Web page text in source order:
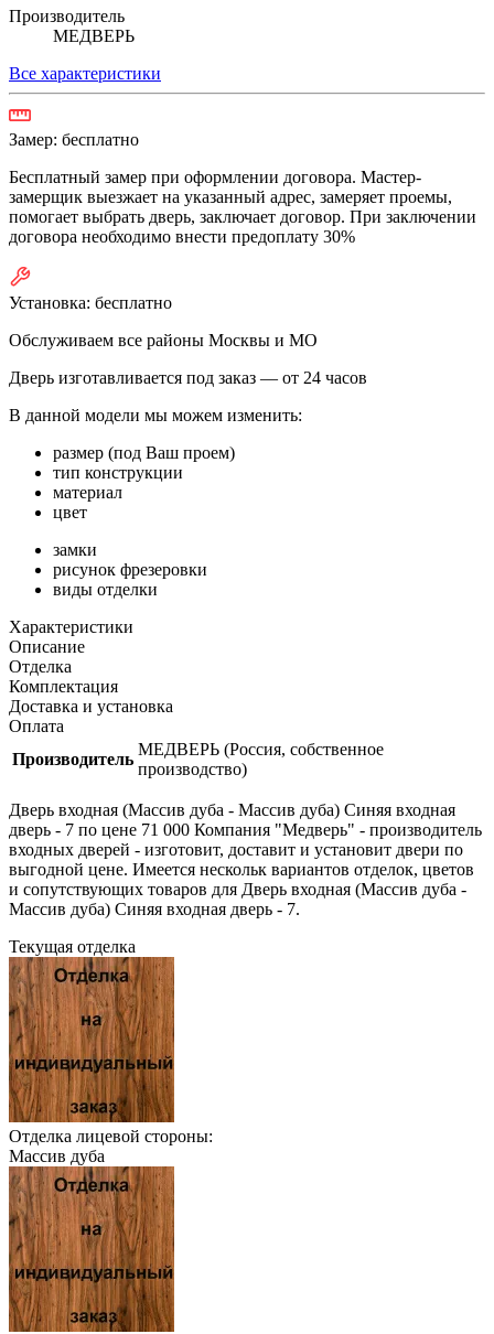
Производитель
МЕДВЕРЬ
Все характеристики
Замер: бесплатно
Бесплатный замер при оформлении договора. Мастер-
замерщик выезжает на указанный адрес, замеряет проемы,
помогает выбрать дверь, заключает договор. При заключении
договора необходимо внести предоплату 30%
Установка: бесплатно
Обслуживаем все районы Москвы и МО
Дверь изготавливается под заказ — от 24 часов
В данной модели мы можем изменить:
размер (под Ваш проем)
тип конструкции
материал
цвет
замки
рисунок фрезеровки
виды отделки
Характеристики
Описание
Отделка
Комплектация
Доставка и установка
Оплата
Производитель
МЕДВЕРЬ (Россия, собственное
производство)
Дверь входная (Массив дуба - Массив дуба) Синяя входная
дверь - 7 по цене 71 000 Компания "Медверь" - производитель
входных дверей - изготовит, доставит и установит двери по
выгодной цене. Имеется нескольк вариантов отделок, цветов
и сопутствующих товаров для Дверь входная (Массив дуба -
Массив дуба) Синяя входная дверь - 7.
Текущая отделка
Отделка лицевой стороны:
Массив дуба